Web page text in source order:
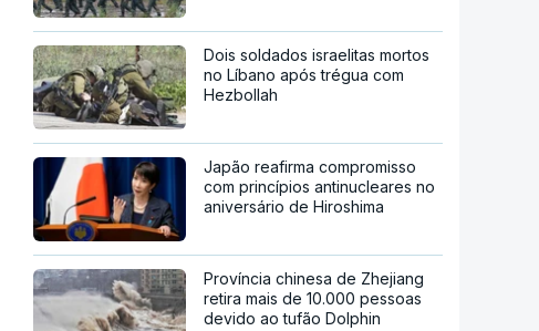
Dois soldados israelitas mortos
no Líbano após trégua com
Hezbollah
Japão reafirma compromisso
com princípios antinucleares no
aniversário de Hiroshima
Província chinesa de Zhejiang
retira mais de 10.000 pessoas
devido ao tufão Dolphin